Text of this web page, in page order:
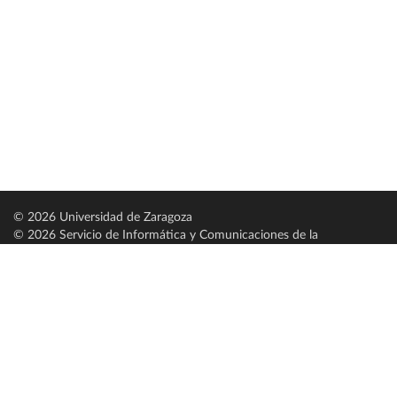
© 2026 Universidad de Zaragoza
© 2026 Servicio de Informática y Comunicaciones de la